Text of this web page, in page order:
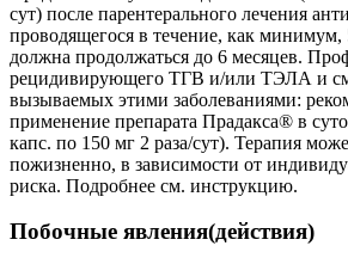
сут) после парентерального лечения
проводящегося в течение, как минимум,
должна продолжаться до 6 месяцев.
рецидивирующего ТГВ и/или ТЭЛА и
вызываемых этими заболеваниями:
применение препарата Прадакса® в
капс. по 150 мг 2 раза/сут). Терапия
пожизненно, в зависимости от
риска. Подробнее см. инструкцию.
Побочные явления(действия)